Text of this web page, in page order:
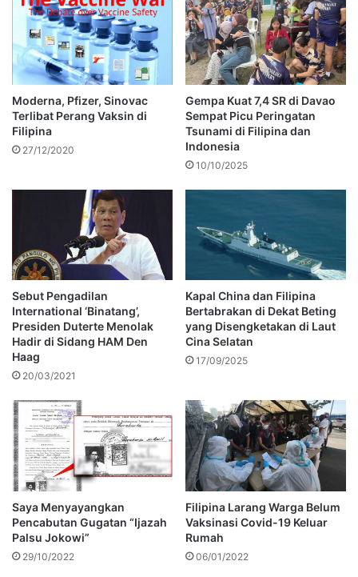
Moderna, Pfizer, Sinovac
Terlibat Perang Vaksin di
Filipina
27/12/2020
Gempa Kuat 7,4 SR di Davao
Sempat Picu Peringatan
Tsunami di Filipina dan
Indonesia
10/10/2025
Sebut Pengadilan
International ‘Binatang’,
Presiden Duterte Menolak
Hadir di Sidang HAM Den
Haag
20/03/2021
Kapal China dan Filipina
Bertabrakan di Dekat Beting
yang Disengketakan di Laut
Cina Selatan
17/09/2025
Saya Menyayangkan
Pencabutan Gugatan “Ijazah
Palsu Jokowi”
29/10/2022
Filipina Larang Warga Belum
Vaksinasi Covid-19 Keluar
Rumah
06/01/2022